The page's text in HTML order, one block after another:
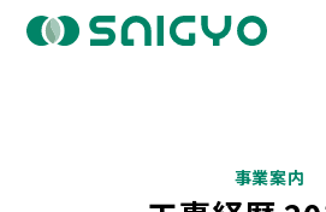
事業案内